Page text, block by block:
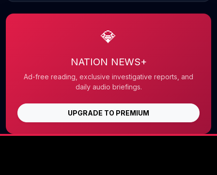
💎
NATION NEWS+
Ad-free reading, exclusive investigative reports, and
daily audio briefings.
UPGRADE TO PREMIUM